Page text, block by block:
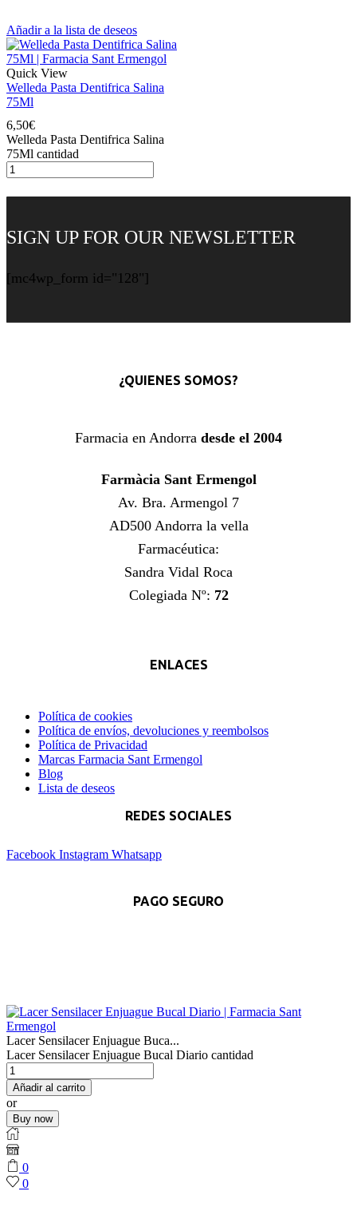
Añadir a la lista de deseos
Quick View
Welleda Pasta Dentifrica Salina
75Ml
6,50€
Welleda Pasta Dentifrica Salina
75Ml cantidad
SIGN UP FOR OUR NEWSLETTER
[mc4wp_form id="128"]
¿QUIENES SOMOS?
Farmacia en Andorra desde el 2004
Farmàcia Sant Ermengol
Av. Bra. Armengol 7
AD500 Andorra la vella
Farmacéutica:
Sandra Vidal Roca
Colegiada Nº: 72
ENLACES
Política de cookies
Política de envíos, devoluciones y reembolsos
Política de Privacidad
Marcas Farmacia Sant Ermengol
Blog
Lista de deseos
REDES SOCIALES
Facebook Instagram Whatsapp
PAGO SEGURO
Lacer Sensilacer Enjuague Buca...
Lacer Sensilacer Enjuague Bucal Diario cantidad
Añadir al carrito
or
Buy now
0
0